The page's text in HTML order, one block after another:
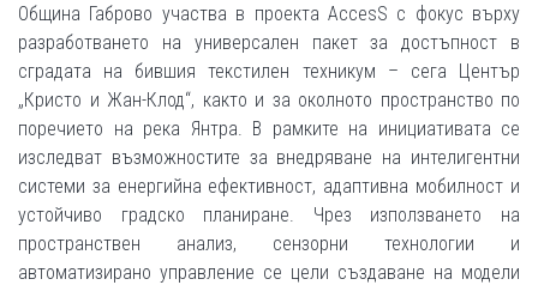
Община Габрово участва в проекта AccesS с фокус върху
разработването на универсален пакет за достъпност в
сградата на бившия текстилен техникум – сега Център
„Кристо и Жан-Клод“, както и за околното пространство по
поречието на река Янтра. В рамките на инициативата се
изследват възможностите за внедряване на интелигентни
системи за енергийна ефективност, адаптивна мобилност и
устойчиво градско планиране. Чрез използването на
пространствен анализ, сензорни технологии и
автоматизирано управление се цели създаване на модели